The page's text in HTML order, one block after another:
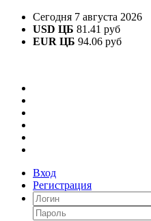
Сегодня 7 августа 2026
USD ЦБ 81.41 руб
EUR ЦБ 94.06 руб
Вход
Регистрация